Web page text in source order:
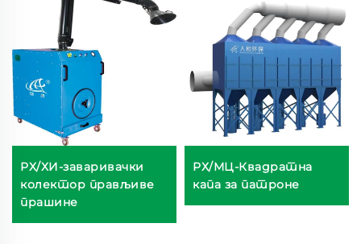
РХ/ХИ-заваривачки
колектор прављиве
прашине
РХ/МЦ-Квадратна
капа за патроне